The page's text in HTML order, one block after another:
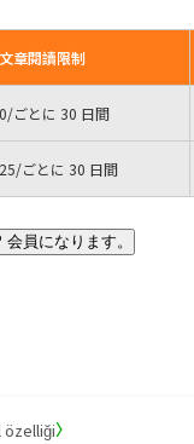
文章閱讀限制
0/ごとに 30 日間
25/ごとに 30 日間
会員になります。
özelliği〉